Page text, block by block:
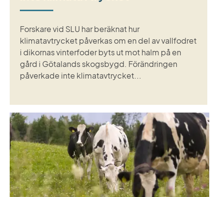
Forskare vid SLU har beräknat hur
klimatavtrycket påverkas om en del av vallfodret
i dikornas vinterfoder byts ut mot halm på en
gård i Götalands skogsbygd. Förändringen
påverkade inte klimatavtrycket...